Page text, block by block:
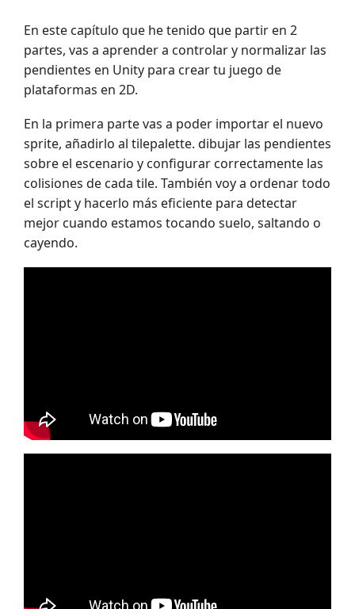
En este capítulo que he tenido que partir en 2
partes, vas a aprender a controlar y normalizar las
pendientes en Unity para crear tu juego de
plataformas en 2D.
En la primera parte vas a poder importar el nuevo
sprite, añadirlo al tilepalette. dibujar las pendientes
sobre el escenario y configurar correctamente las
colisiones de cada tile. También voy a ordenar todo
el script y hacerlo más eficiente para detectar
mejor cuando estamos tocando suelo, saltando o
cayendo.